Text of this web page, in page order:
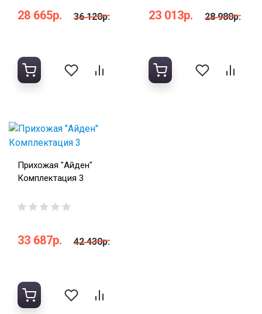
28 665р. 36 120р. 23 013р. 28 980р.
Прихожая "Айден"
Комплектация 3
33 687р. 42 430р.